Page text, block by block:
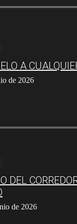
A
de 2026
DEL
de 2026